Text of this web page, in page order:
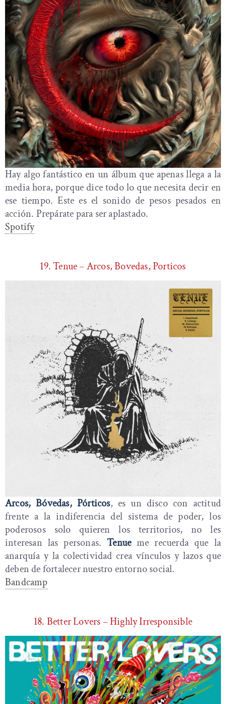
Hay algo fantástico en un álbum que apenas llega a la
media hora, porque dice todo lo que necesita decir en
ese tiempo. Este es el sonido de pesos pesados ​​en
acción. Prepárate para ser aplastado.
Spotify
19. Tenue – Arcos, Bovedas, Porticos
Arcos, Bóvedas, Pórticos, es un disco con actitud
frente a la indiferencia del sistema de poder, los
poderosos solo quieren los territorios, no les
interesan las personas.Tenueme recuerda que la
anarquía y la colectividad crea vínculos y lazos que
deben de fortalecer nuestro entorno social.
Bandcamp
18. Better Lovers – Highly Irresponsible